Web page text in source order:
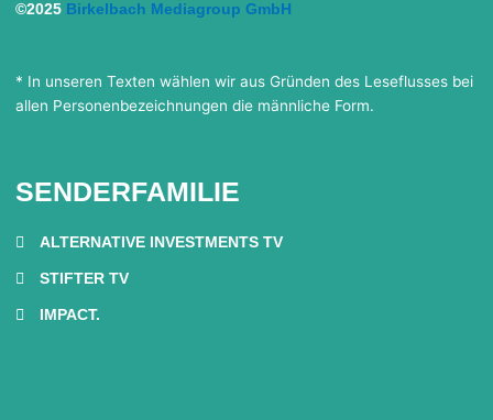
©2025 Birkelbach Mediagroup GmbH
* In unseren Texten wählen wir aus Gründen des Leseflusses bei
allen Personenbezeichnungen die männliche Form.
SENDERFAMILIE
ALTERNATIVE INVESTMENTS TV
STIFTER TV
IMPACT.